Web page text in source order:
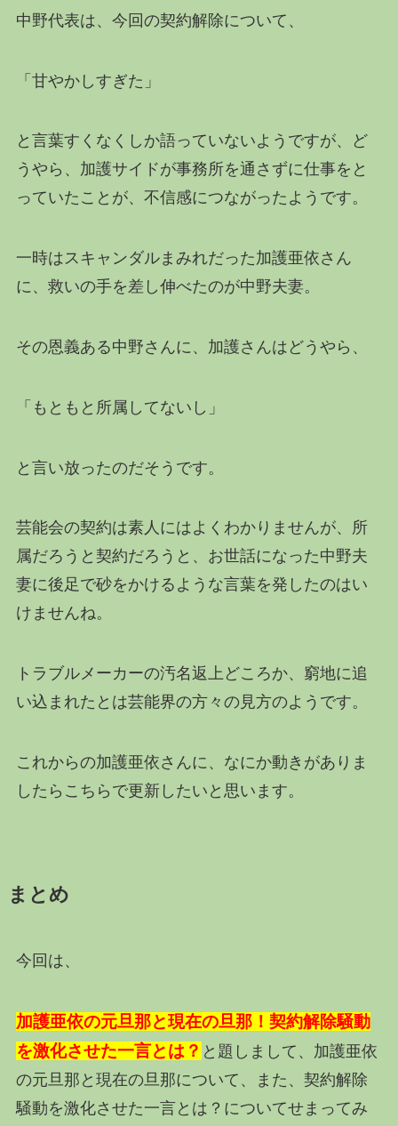
中野代表は、今回の契約解除について、
「甘やかしすぎた」
と言葉すくなくしか語っていないようですが、ど
うやら、加護サイドが事務所を通さずに仕事をと
っていたことが、不信感につながったようです。
一時はスキャンダルまみれだった加護亜依さん
に、救いの手を差し伸べたのが中野夫妻。
その恩義ある中野さんに、加護さんはどうやら、
「もともと所属してないし」
と言い放ったのだそうです。
芸能会の契約は素人にはよくわかりませんが、所
属だろうと契約だろうと、お世話になった中野夫
妻に後足で砂をかけるような言葉を発したのはい
けませんね。
トラブルメーカーの汚名返上どころか、窮地に追
い込まれたとは芸能界の方々の見方のようです。
これからの加護亜依さんに、なにか動きがありま
したらこちらで更新したいと思います。
まとめ
今回は、
加護亜依の元旦那と現在の旦那！契約解除騒動
を激化させた一言とは？ と題しまして、加護亜依
の元旦那と現在の旦那について、また、契約解除
騒動を激化させた一言とは？についてせまってみ